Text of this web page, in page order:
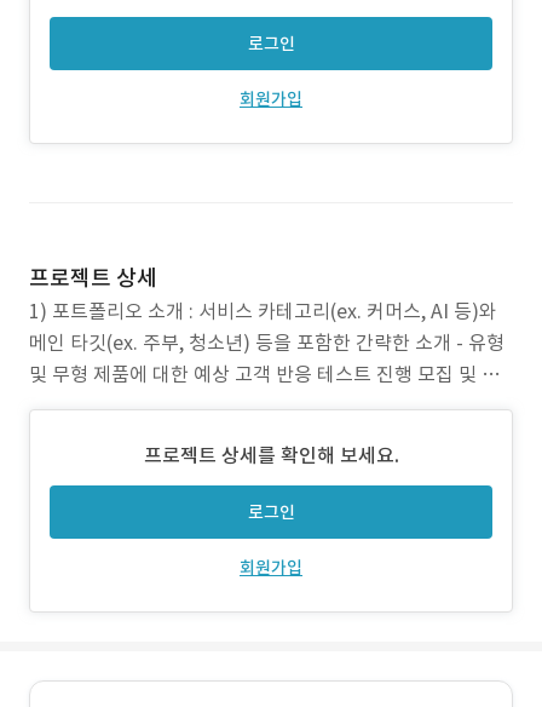
로그인
회원가입
프로젝트 상세
1) 포트폴리오 소개 : 서비스 카테고리(ex. 커머스, AI 등)와
메인 타깃(ex. 주부, 청소년) 등을 포함한 간략한 소개 - 유형
및 무형 제품에 대한 예상 고객 반응 테스트 진행 모집 및 관
리 플랫폼 개발 2) 작업 범위 : 개발에 참여한 범위 및 지원환
리자 페이지 개발, 반응형 웹 구성 3) 주요 업무 :
프로젝트 상세를 확인해 보세요.
로그인
회원가입